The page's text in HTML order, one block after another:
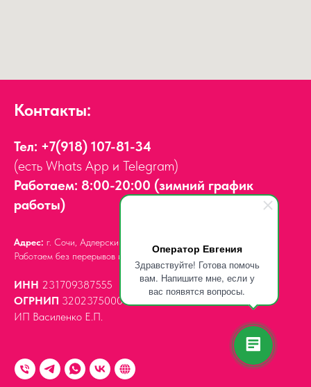
Оператор Евгения
Здравствуйте! Готова помочь
вам. Напишите мне, если у
вас появятся вопросы.
Контакты:
Тел: +7(918) 107-81-34
(есть Whats App и Telegram)
Работаем: 8:00-20:00 (зимний график
работы)
Адрес: г. Сочи, Адлерский район,
Работаем без перерывов и выходных.
ИНН 231709387555
ОГРНИП 320237500061539
ИП Василенко Е.П.